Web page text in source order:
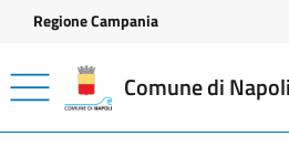
Vai ai contenuti
Vai al footer
Regione Campania
Comune di Napoli